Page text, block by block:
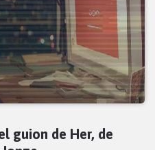
guion de Her, de